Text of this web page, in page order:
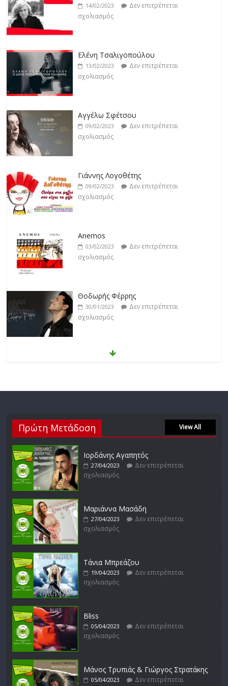
σχολιασμός
19/02/2023
Δεν επιτρέπεται
σχολιασμός
18/02/2023
Δεν επιτρέπεται
σχολιασμός
14/02/2023
Δεν επιτρέπεται
σχολιασμός
Ελένη Τσαλιγοπούλου
13/02/2023
Δεν επιτρέπεται
σχολιασμός
Αγγέλω Σφέτσου
09/02/2023
Δεν επιτρέπεται
σχολιασμός
Γιάννης Λογοθέτης
09/02/2023
Δεν επιτρέπεται
σχολιασμός
Anemos
03/02/2023
Δεν επιτρέπεται
σχολιασμός
Θοδωρής Φέρρης
30/01/2023
Δεν επιτρέπεται
σχολιασμός
Νίκος Ζιώγαλας
17/02/2023
σχολιασμός
Μικρές Περιπλανήσεις
σχολιασμός
σχολιασμός
Πρώτη Μετάδοση View All
Ιορδάνης Αγαπητός
27/04/2023
Δεν επιτρέπεται
σχολιασμός
Μαριάννα Μασάδη
27/04/2023
Δεν επιτρέπεται
σχολιασμός
Τάνια Μπρεάζου
19/04/2023
Δεν επιτρέπεται
σχολιασμός
Bliss
05/04/2023
Δεν επιτρέπεται
σχολιασμός
Μάνος Τρυπιάς & Γιώργος Στρατάκης
05/04/2023
Δεν επιτρέπεται